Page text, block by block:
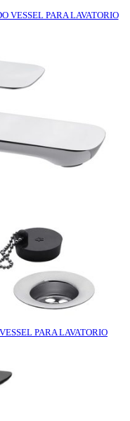
VESSEL PARA LAVATORIO
PARA LAVATORIO